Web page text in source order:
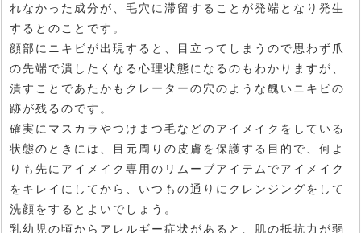
れなかった成分が、毛穴に滞留することが発端となり発生
するとのことです。
顔部にニキビが出現すると、目立ってしまうので思わず爪
の先端で潰したくなる心理状態になるのもわかりますが、
潰すことであたかもクレーターの穴のような醜いニキビの
跡が残るのです。
確実にマスカラやつけまつ毛などのアイメイクをしている
状態のときには、目元周りの皮膚を保護する目的で、何よ
りも先にアイメイク専用のリムーブアイテムでアイメイク
をキレイにしてから、いつもの通りにクレンジングをして
洗顔をするとよいでしょう。
乳幼児の頃からアレルギー症状があると、肌の抵抗力が弱